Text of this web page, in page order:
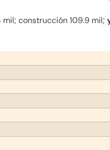
mil; construcción 109.9 mil;